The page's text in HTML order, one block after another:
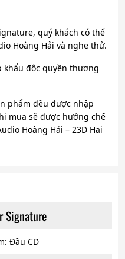
quý khách có thể
Hoàng Hải và nghe thử.
khẩu độc quyền thương
phẩm đều được nhập
mua sẽ được hưởng chế
Hoàng Hải – 23D Hai
Signature
Đầu CD